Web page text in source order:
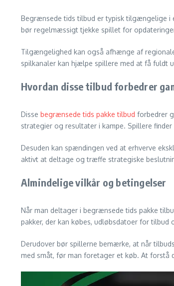
Begrænsede tids tilbud er typisk tilgængelige i
bør regelmæssigt tjekke spillet for
Tilgængelighed kan også afhænge af
spilkanaler kan hjælpe spillere med at få fuldt
Hvordan disse tilbud forbedrer
Disse begrænsede tids pakke tilbud forbedrer
strategier og resultater i kampe. Spillere
Desuden kan spændingen ved at erhverve
aktivt at deltage og træffe strategiske
Almindelige vilkår og betingelser
Når man deltager i begrænsede tids pakke
pakker, der kan købes, udløbsdatoer for tilbud
Derudover bør spillerne bemærke, at når
med småt, før man foretager et køb. At